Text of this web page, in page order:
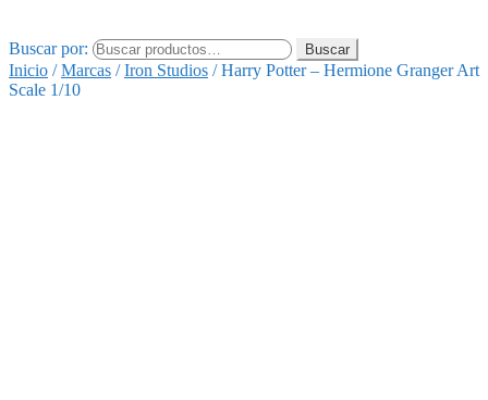
Buscar por: Buscar
Inicio /Marcas /Iron Studios /Harry Potter – Hermione Granger Art
Scale 1/10